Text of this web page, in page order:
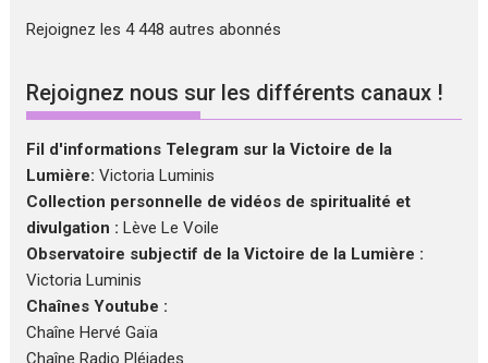
Rejoignez les 4 448 autres abonnés
Rejoignez nous sur les différents canaux !
Fil d'informations Telegram sur la Victoire de la
Lumière: Victoria Luminis
Collection personnelle de vidéos de spiritualité et
divulgation : Lève Le Voile
Observatoire subjectif de la Victoire de la Lumière :
Victoria Luminis
Chaînes Youtube :
Chaîne Hervé Gaïa
Chaîne Radio Pléiades